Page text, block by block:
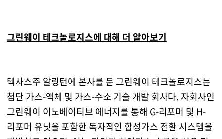
그린웨이 테크놀로지스에 대해 더 알아보기
텍사스주 알링턴에 본사를 둔 그린웨이 테크놀로지스는
첨단 가스-액체 및 가스-수소 기술 개발 회사다. 자회사인
그린웨이 이노베이티브 에너지를 통해 G-리포머 및 H-
리포머 유닛을 포함한 독자적인 합성가스 전환 시스템을